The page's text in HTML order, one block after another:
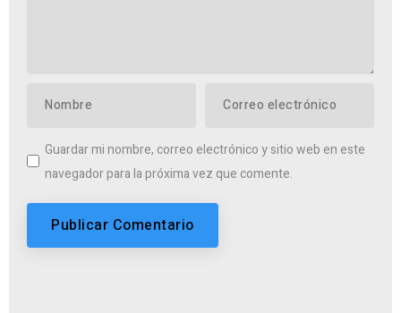
Guardar mi nombre, correo electrónico y sitio web en este
navegador para la próxima vez que comente.